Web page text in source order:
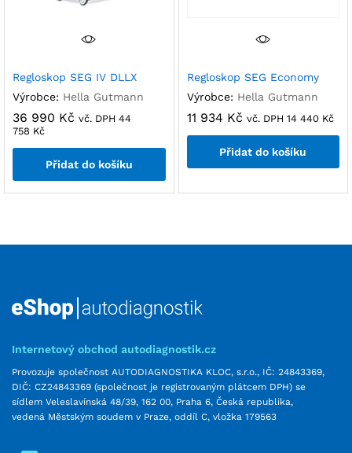
Regloskop SEG IV DLLX
Výrobce: Hella Gutmann
36 990 Kč vč. DPH 44
758 Kč
Přidat do košíku
Regloskop SEG Economy
Výrobce: Hella Gutmann
11 934 Kč vč. DPH 14 440 Kč
Přidat do košíku
Internetový obchod autodiagnostik.cz
Provozuje společnost AUTODIAGNOSTIKA KLOC, s.r.o., IČ: 24843369,
DIČ: CZ24843369 (společnost je registrovaným plátcem DPH) se
sídlem Veleslavínská 48/39, 162 00, Praha 6, Česká republika,
vedená Městským soudem v Praze, oddíl C, vložka 179563